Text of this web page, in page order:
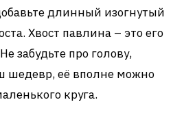
длинный изогнутый
Хвост павлина – это его
забудьте про голову,
шедевр, её вполне можно
круга.